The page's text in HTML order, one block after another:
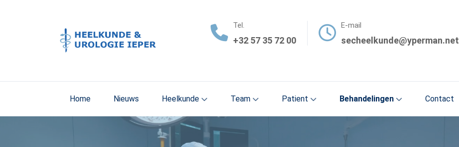
Tel.
+32 57 35 72 00
E-mail
secheelkunde@yperman.net
Home Nieuws Heelkunde Team Patient Behandelingen Contact